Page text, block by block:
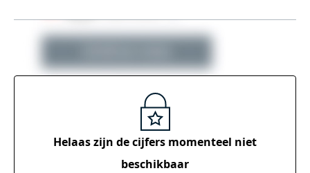
Helaas zijn de cijfers momenteel niet
beschikbaar